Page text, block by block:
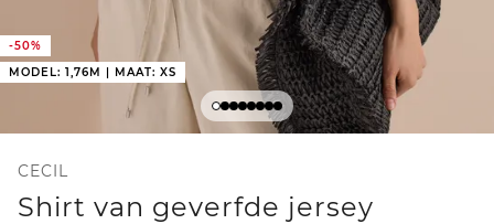
-50%
MODEL: 1,76M | MAAT: XS
CECIL
Shirt van geverfde jersey